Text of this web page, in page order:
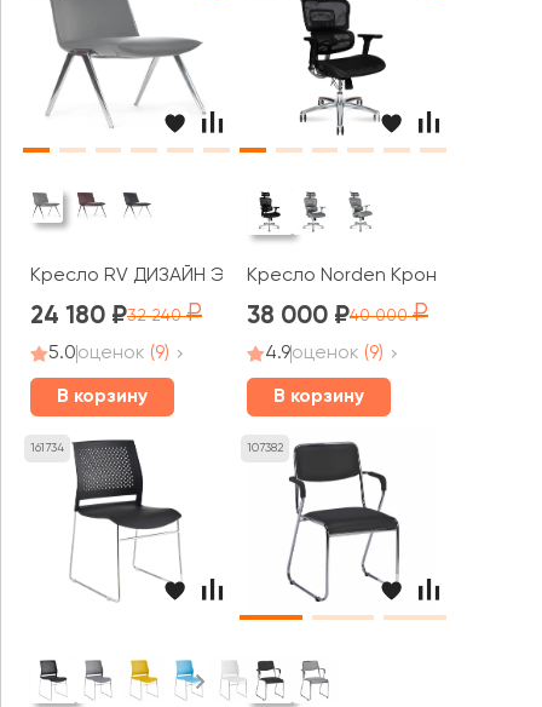
Кресло RV ДИЗАЙН Эссекс / Essex (F2313)
24 180 32 240
5.0оценок (9)
В корзину
Кресло Norden Крон
38 000 40 000
4.9оценок (9)
В корзину
161734 107382